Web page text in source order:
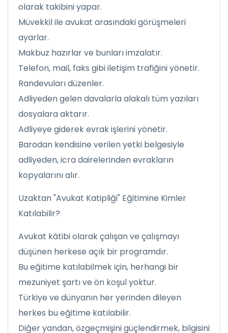
olarak takibini yapar.
Müvekkil ile avukat arasındaki görüşmeleri
ayarlar.
Makbuz hazırlar ve bunları imzalatır.
Telefon, mail, faks gibi iletişim trafiğini yönetir.
Randevuları düzenler.
Adliyeden gelen davalarla alakalı tüm yazıları
dosyalara aktarır.
Adliyeye giderek evrak işlerini yönetir.
Barodan kendisine verilen yetki belgesiyle
adliyeden, icra dairelerinden evrakların
kopyalarını alır.
Uzaktan "Avukat Katipliği" Eğitimine Kimler
Katılabilir?
Avukat kâtibi olarak çalışan ve çalışmayı
düşünen herkese açık bir programdır.
Bu eğitime katılabilmek için, herhangi bir
mezuniyet şartı ve ön koşul yoktur.
Türkiye ve dünyanın her yerinden dileyen
herkes bu eğitime katılabilir.
Diğer yandan, özgeçmişini güçlendirmek, bilgisini